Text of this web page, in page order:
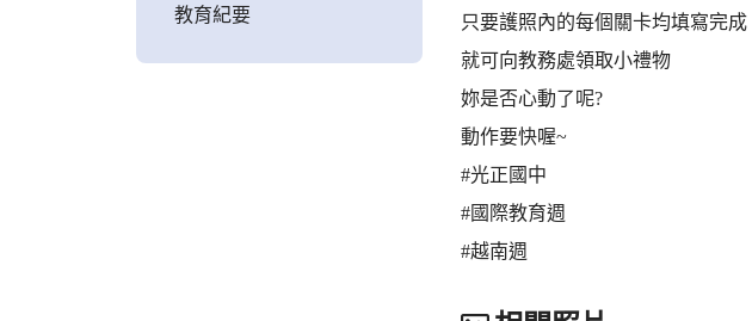
教育紀要
只要護照內的每個關卡均填寫完成
就可向教務處領取小禮物
妳是否心動了呢?
動作要快喔~
#光正國中
#國際教育週
#越南週